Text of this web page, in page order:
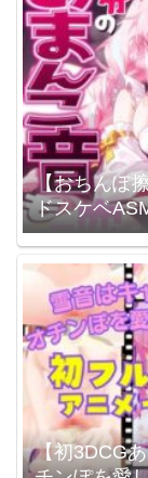
【おちんぽ
ドスケベ
自分のおま
トオナニー
【初3DCG